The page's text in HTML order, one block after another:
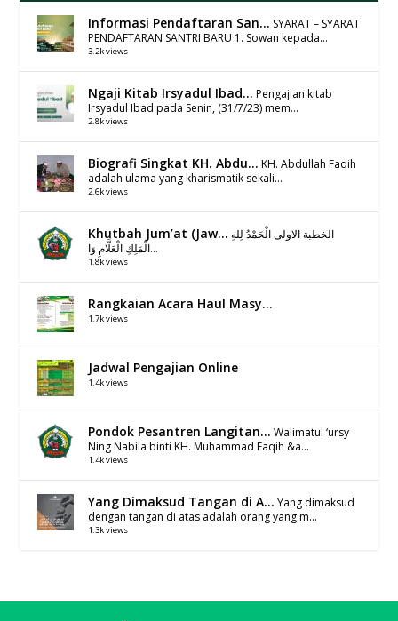
Informasi Pendaftaran San... SYARAT – SYARAT
PENDAFTARAN SANTRI BARU 1. Sowan kepada...
3.2k views
Ngaji Kitab Irsyadul Ibad... Pengajian kitab
Irsyadul Ibad pada Senin, (31/7/23) mem...
2.8k views
Biografi Singkat KH. Abdu... KH. Abdullah Faqih
adalah ulama yang kharismatik sekali...
2.6k views
Khutbah Jum’at (Jaw... الخطبة الاولى الْحَمْدُ لِلهِ
الْمَلِكِ الْعَلَّامِ وَا...
1.8k views
Rangkaian Acara Haul Masy...
1.7k views
Jadwal Pengajian Online
1.4k views
Pondok Pesantren Langitan... Walimatul ‘ursy
Ning Nabila binti KH. Muhammad Faqih &a...
1.4k views
Yang Dimaksud Tangan di A... Yang dimaksud
dengan tangan di atas adalah orang yang m...
1.3k views